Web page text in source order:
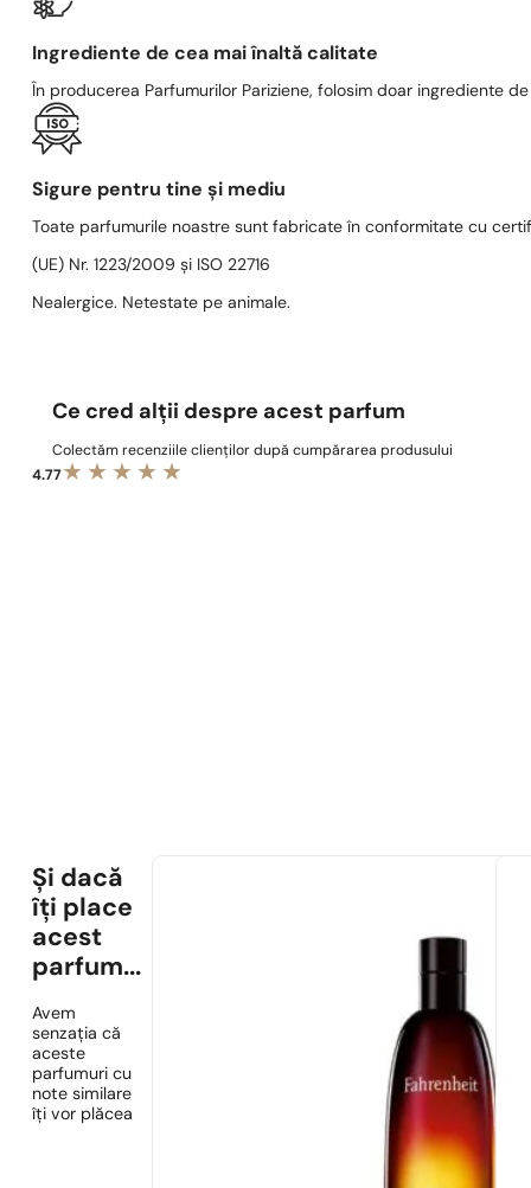
Ingrediente de cea mai înaltă calitate
În producerea Parfumurilor Pariziene, folosim doar ingrediente
Sigure pentru tine și mediu
Toate parfumurile noastre sunt fabricate în conformitate cu
(UE) Nr. 1223/2009 și ISO 22716
Nealergice. Netestate pe animale.
Ce cred alții despre acest parfum
Colectăm recenziile clienților după cumpărarea produsului
4.77
Și dacă
îți place
acest
parfum...
Avem
senzația că
aceste
parfumuri cu
note similare
îți vor plăcea